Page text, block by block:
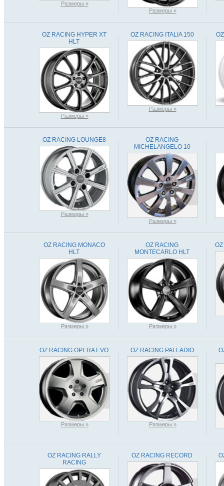
Размеры »
Размеры »
OZ RACING HYPER XT
HLT
Размеры »
OZ RACING ITALIA 150
Размеры »
OZ RACING LOUNGE8
Размеры »
OZ RACING
MICHELANGELO 10
Размеры »
OZ RACING MONACO
HLT
Размеры »
OZ RACING
MONTECARLO HLT
Размеры »
OZ RACING OPERA EVO
Размеры »
OZ RACING PALLADIO
Размеры »
OZ RACING RALLY
RACING
OZ RACING RECORD